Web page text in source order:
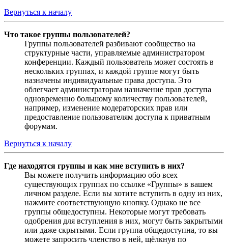
Вернуться к началу
Что такое группы пользователей?
Группы пользователей разбивают сообщество на
структурные части, управляемые администратором
конференции. Каждый пользователь может состоять в
нескольких группах, и каждой группе могут быть
назначены индивидуальные права доступа. Это
облегчает администраторам назначение прав доступа
одновременно большому количеству пользователей,
например, изменение модераторских прав или
предоставление пользователям доступа к приватным
форумам.
Вернуться к началу
Где находятся группы и как мне вступить в них?
Вы можете получить информацию обо всех
существующих группах по ссылке «Группы» в вашем
личном разделе. Если вы хотите вступить в одну из них,
нажмите соответствующую кнопку. Однако не все
группы общедоступны. Некоторые могут требовать
одобрения для вступления в них, могут быть закрытыми
или даже скрытыми. Если группа общедоступна, то вы
можете запросить членство в ней, щёлкнув по